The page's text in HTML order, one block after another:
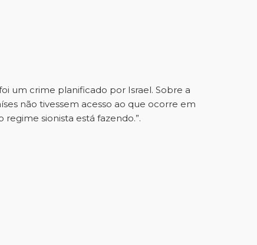
um crime planificado por Israel. Sobre a
não tivessem acesso ao que ocorre em
sionista está fazendo.”.